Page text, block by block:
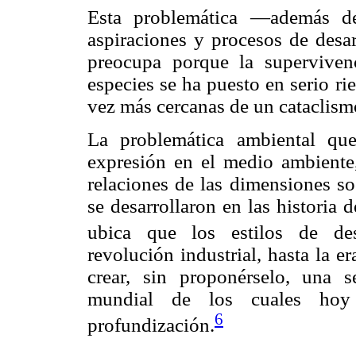
Esta problemática —además
aspiraciones y procesos de
preocupa porque la
especies se ha puesto en serio
vez más cercanas de un
La problemática ambiental
expresión en el medio
relaciones de las dimensiones
se desarrollaron en las historia
ubica que los estilos de
revolución industrial, hasta la
crear, sin proponérselo, una
mundial de los cuales
profundización.6